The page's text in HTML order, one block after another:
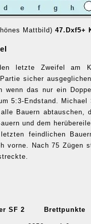
Mattbild) 47.Dxf5+
letzte Zweifel am
sicher
wenn das nur ein
5:3-Endstand.
Bauern abtauschen,
und dem
feindlichen
vorne. Nach 75 Zügen
SF 2 Brettpunkte